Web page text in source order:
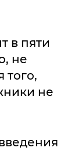
в пяти
не
того,
не